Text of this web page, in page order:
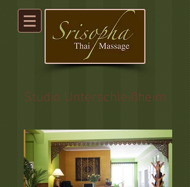
Studio Unterschleißheim